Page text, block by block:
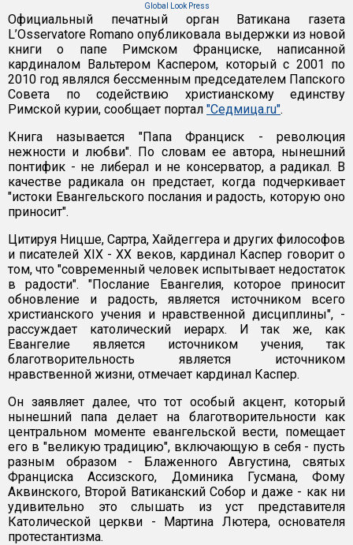
Global Look Press
Официальный печатный орган Ватикана газета
L’Osservatore Romano опубликовала выдержки из новой
книги о папе Римском Франциске, написанной
кардиналом Вальтером Каспером, который с 2001 по
2010 год являлся бессменным председателем Папского
Совета по содействию христианскому единству
Римской курии, сообщает портал "Седмица.ru".
Книга называется "Папа Франциск - революция
нежности и любви". По словам ее автора, нынешний
понтифик - не либерал и не консерватор, а радикал. В
качестве радикала он предстает, когда подчеркивает
"истоки Евангельского послания и радость, которую оно
приносит".
Цитируя Ницше, Сартра, Хайдеггера и других философов
и писателей XIX - XX веков, кардинал Каспер говорит о
том, что "современный человек испытывает недостаток
в радости". "Послание Евангелия, которое приносит
обновление и радость, является источником всего
христианского учения и нравственной дисциплины", -
рассуждает католический иерарх. И так же, как
Евангелие является источником учения, так
благотворительность является источником
нравственной жизни, отмечает кардинал Каспер.
Он заявляет далее, что тот особый акцент, который
нынешний папа делает на благотворительности как
центральном моменте евангельской вести, помещает
его в "великую традицию", включающую в себя - пусть
разным образом - Блаженного Августина, святых
Франциска Ассизского, Доминика Гусмана, Фому
Аквинского, Второй Ватиканский Собор и даже - как ни
удивительно это слышать из уст представителя
Католической церкви - Мартина Лютера, основателя
протестантизма.